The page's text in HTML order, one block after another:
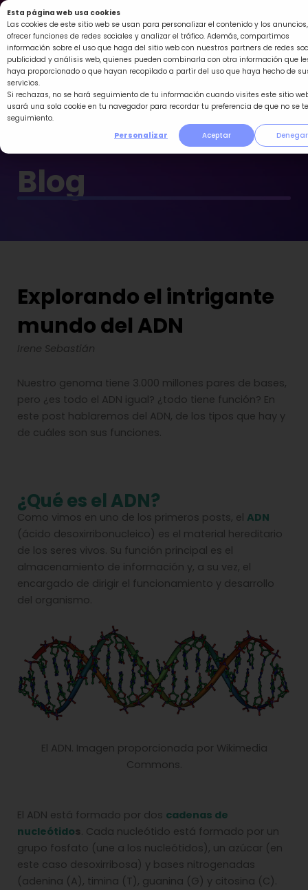
Esta página web usa cookies
Las cookies de este sitio web se usan para personalizar el contenido y los anuncios,
ofrecer funciones de redes sociales y analizar el tráfico. Además, compartimos
información sobre el uso que haga del sitio web con nuestros partners de redes
publicidad y análisis web, quienes pueden combinarla con otra información que
haya proporcionado o que hayan recopilado a partir del uso que haya hecho de
servicios.
Si rechazas, no se hará seguimiento de tu información cuando visites este sitio
usará una sola cookie en tu navegador para recordar tu preferencia de que no se
seguimiento.
Personalizar
Aceptar Denegar
Ir
al
contenido
Blog
Explorando el intrigante
mundo del ADN
Irene Sebastián
Nuestro genoma tiene 3.000 millones pares de bases,
pero ¿es todo el ADN igual? ¿todo tiene función? En
este post hablaremos del ADN, de los tipos que hay y
de cuáles son sus funciones.
¿Qué es el ADN?
Como vimos en uno de los primeros posts, el ADN
(ácido desoxirribonucleico) es el material hereditario
de los seres vivos. Su función principal es el
almacenamiento de información y, a su vez, el
encargado de dirigir el funcionamiento y desarrollo
del organismo.
El ADN. Imagen proporcionada por Wikimedia
Commons.
El ADN está formado por dos cadenas de
nucleótidos. Cada nucleótido está formado por un
grupo fosfato (une a los nucleótidos), un azúcar (en
este caso desoxirribosa) y bases nitrogenadas
(adenina (A), timina (T), guanina (G) y citosina (C).